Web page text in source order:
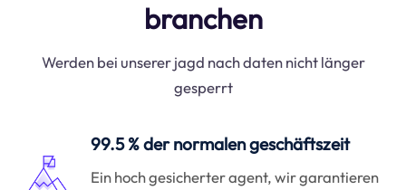
branchen
Werden bei unserer jagd nach daten nicht länger
gesperrt
99.5 % der normalen geschäftszeit
Ein hoch gesicherter agent, wir garantieren